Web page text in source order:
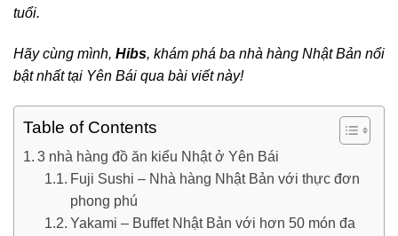
tuổi.
Hãy cùng mình, Hibs, khám phá ba nhà hàng Nhật Bản nổi
bật nhất tại Yên Bái qua bài viết này!
Table of Contents
3 nhà hàng đồ ăn kiểu Nhật ở Yên Bái
Fuji Sushi – Nhà hàng Nhật Bản với thực đơn
phong phú
Yakami – Buffet Nhật Bản với hơn 50 món đa